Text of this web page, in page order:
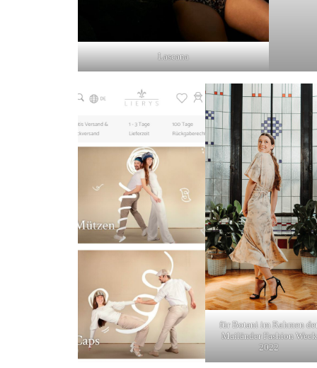
Lascana
für Botani im Rahmen
Mailänder Fashion Week
2022